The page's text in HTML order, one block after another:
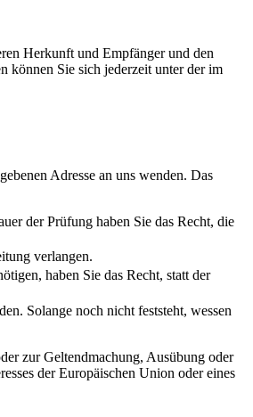
Herkunft und Empfänger und den
können Sie sich jederzeit unter der im
Adresse an uns wenden. Das
der Prüfung haben Sie das Recht, die
verlangen.
haben Sie das Recht, statt der
Solange noch nicht feststeht, wessen
zur Geltendmachung, Ausübung oder
der Europäischen Union oder eines